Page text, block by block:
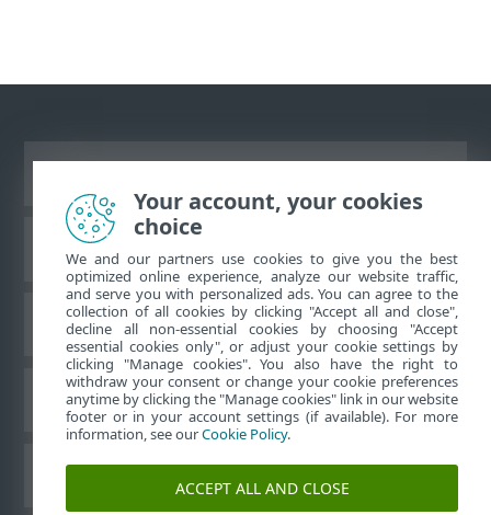
ESET teadmistebaas
ESET-i foorum
Piirkondlik tugi
Your account, your cookies
choice
We and our partners use cookies to give you the best
optimized online experience, analyze our website traffic,
and serve you with personalized ads. You can agree to the
collection of all cookies by clicking "Accept all and close",
decline all non-essential cookies by choosing "Accept
essential cookies only", or adjust your cookie settings by
clicking "Manage cookies". You also have the right to
withdraw your consent or change your cookie preferences
anytime by clicking the "Manage cookies" link in our website
footer or in your account settings (if available). For more
information, see ourCookie Policy.
ACCEPT ALL AND CLOSE